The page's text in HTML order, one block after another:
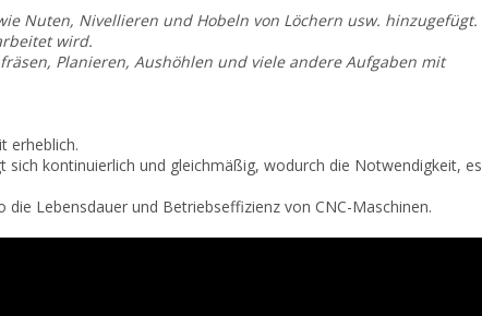
Nuten, Nivellieren und Hobeln von Löchern usw. hinzugefügt.
wird.
Planieren, Aushöhlen und viele andere Aufgaben mit
erheblich.
kontinuierlich und gleichmäßig, wodurch die Notwendigkeit, es
Lebensdauer und Betriebseffizienz von CNC-Maschinen.